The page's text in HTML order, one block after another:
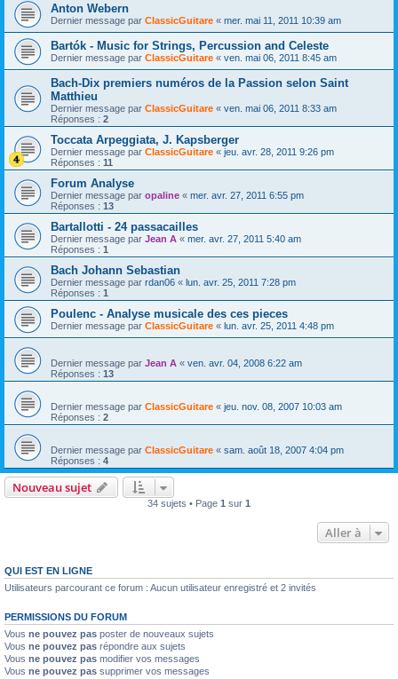
Anton Webern
Dernier message par ClassicGuitare « mer. mai 11, 2011 10:39 am
Bartók - Music for Strings, Percussion and Celeste
Dernier message par ClassicGuitare « ven. mai 06, 2011 8:45 am
Bach-Dix premiers numéros de la Passion selon Saint
Matthieu
Dernier message par ClassicGuitare « ven. mai 06, 2011 8:33 am
Réponses : 2
Toccata Arpeggiata, J. Kapsberger
Dernier message par ClassicGuitare « jeu. avr. 28, 2011 9:26 pm
Réponses : 11
Forum Analyse
Dernier message par opaline « mer. avr. 27, 2011 6:55 pm
Réponses : 13
Bartallotti - 24 passacailles
Dernier message par Jean A « mer. avr. 27, 2011 5:40 am
Réponses : 1
Bach Johann Sebastian
Dernier message par rdan06 « lun. avr. 25, 2011 7:28 pm
Réponses : 1
Poulenc - Analyse musicale des ces pieces
Dernier message par ClassicGuitare « lun. avr. 25, 2011 4:48 pm
Dernier message par Jean A « ven. avr. 04, 2008 6:22 am
Réponses : 13
Dernier message par ClassicGuitare « jeu. nov. 08, 2007 10:03 am
Réponses : 2
Dernier message par ClassicGuitare « sam. août 18, 2007 4:04 pm
Réponses : 4
Nouveau sujet
34 sujets • Page 1 sur 1
Aller à
QUI EST EN LIGNE
Utilisateurs parcourant ce forum : Aucun utilisateur enregistré et 2 invités
PERMISSIONS DU FORUM
Vous ne pouvez pas poster de nouveaux sujets
Vous ne pouvez pas répondre aux sujets
Vous ne pouvez pas modifier vos messages
Vous ne pouvez pas supprimer vos messages